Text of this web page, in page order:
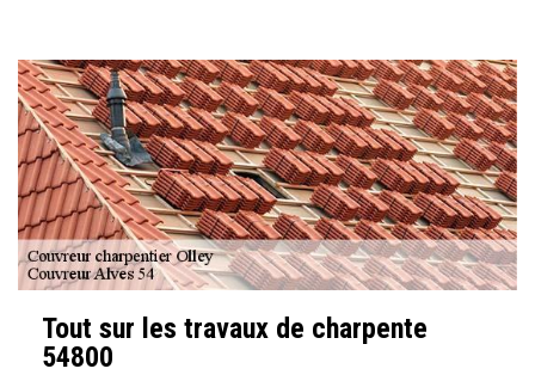
Tout sur les travaux de charpente
54800